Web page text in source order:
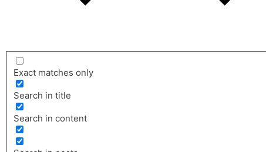
Exact matches only
Search in title
Search in content